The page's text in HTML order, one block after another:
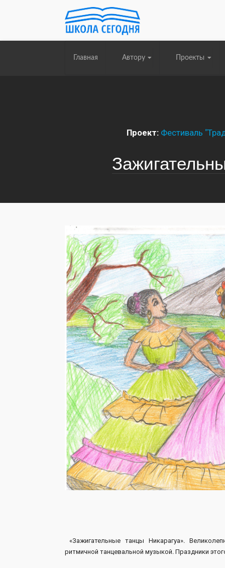
Главная Автору Проекты
Проект: Фестиваль
«Зажигательные танцы Никарагуа».
ритмичной танцевальной музыкой. Праздники